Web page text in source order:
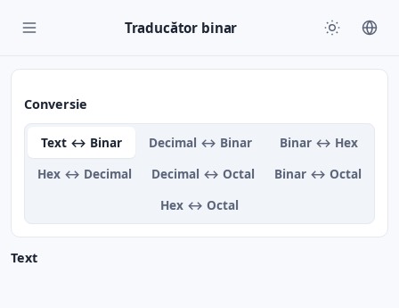
Traducător binar
Conversie
Text ↔ Binar Decimal ↔ Binar
Binar ↔ Hex
Hex ↔ Decimal
Decimal ↔ Octal
Binar ↔ Octal
Hex ↔ Octal
Text